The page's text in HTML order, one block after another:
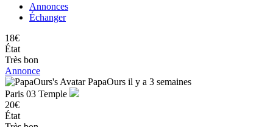
Annonces
Échanger
18€
État
Très bon
Annonce
PapaOurs il y a 3 semaines
Paris 03 Temple
20€
État